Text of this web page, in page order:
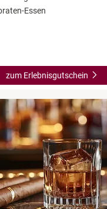
Essen
zum Erlebnisgutschein